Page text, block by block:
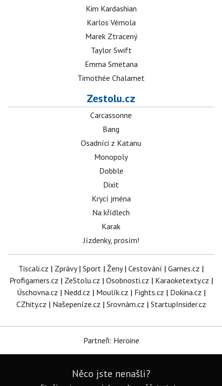
Kim Kardashian
Karlos Vémola
Marek Ztracený
Taylor Swift
Emma Smetana
Timothée Chalamet
Zestolu.cz
Carcassonne
Bang
Osadníci z Katanu
Monopoly
Dobble
Dixit
Krycí jména
Na křídlech
Karak
Jízdenky, prosím!
Tiscali.cz | Zprávy| Sport | Ženy| Cestování | Games.cz |
Profigamers.cz | ZeStolu.cz | Osobnosti.cz | Karaoketexty.cz |
Úschovna.cz | Nedd.cz | Moulík.cz | Fights.cz | Dokina.cz |
CZhity.cz | Našepeníze.cz | Srovnám.cz | StartupInsider.cz
Partneři: Heroine
Něco jste nenašli?